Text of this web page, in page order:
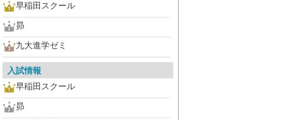
早稲田スクール
昴
九大進学ゼミ
入試情報
早稲田スクール
昴